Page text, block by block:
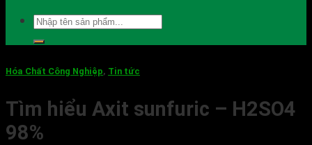
Hóa Chất Công Nghiệp, Tin tức
Tìm hiểu Axit sunfuric – H2SO4
98%